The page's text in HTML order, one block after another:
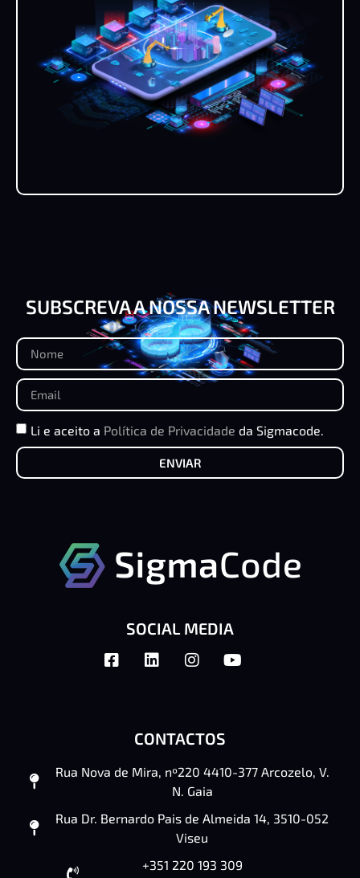
SUBSCREVA A NOSSA NEWSLETTER
Li e aceito a Política de Privacidade da Sigmacode.
ENVIAR
SOCIAL MEDIA
CONTACTOS
Rua Nova de Mira, nº220 4410-377 Arcozelo, V.
N. Gaia
Rua Dr. Bernardo Pais de Almeida 14, 3510-052
Viseu
+351 220 193 309